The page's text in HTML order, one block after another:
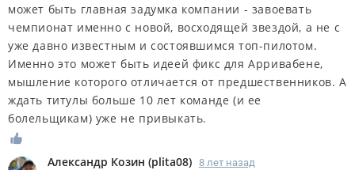
может быть главная задумка компании - завоевать
чемпионат именно с новой, восходящей звездой, а не с
уже давно известным и состоявшимся топ-пилотом.
Именно это может быть идеей фикс для Арривабене,
мышление которого отличается от предшественников. А
ждать титулы больше 10 лет команде (и ее
болельщикам) уже не привыкать.
Александр Козин (plita08) 8 лет назад